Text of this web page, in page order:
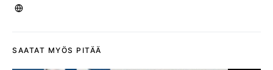
SAATAT MYÖS PITÄÄ